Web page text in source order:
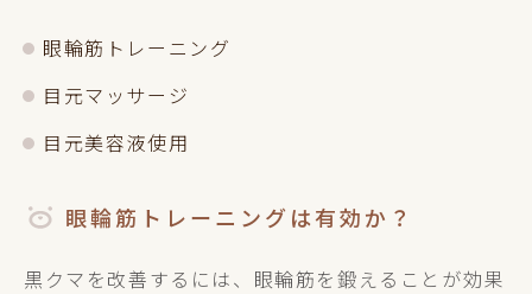
眼輪筋トレーニング
目元マッサージ
目元美容液使用
眼輪筋トレーニングは有効か？
黒クマを改善するには、眼輪筋を鍛えることが効果